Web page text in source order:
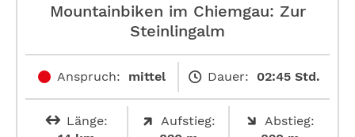
Mountainbiken im Chiemgau: Zur
Steinlingalm
Anspruch: mittel Dauer: 02:45 Std.
Länge:
Aufstieg:
Abstieg: